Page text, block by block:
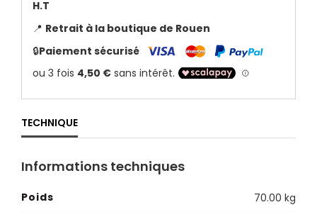
H.T
📍 Retrait à la boutique de Rouen
🔒Paiement sécurisé
TECHNIQUE
Informations techniques
Poids
70.00 kg